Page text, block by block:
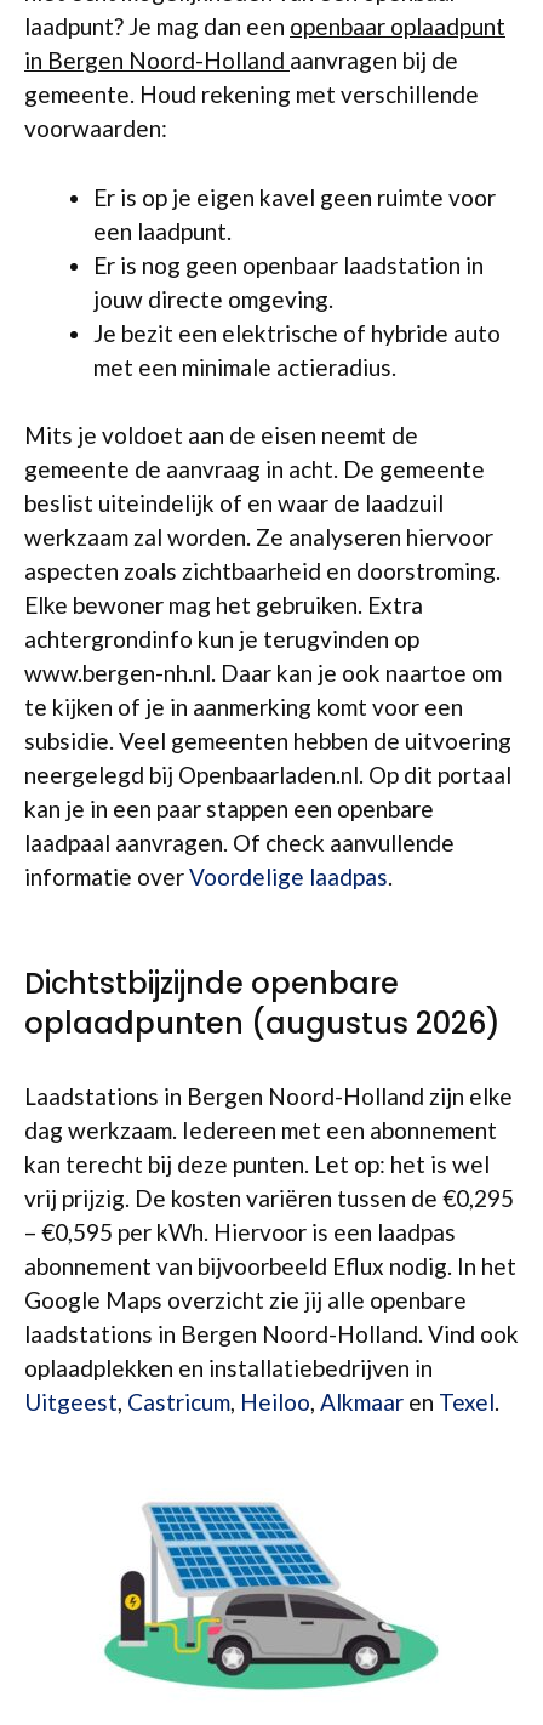
laadpunt? Je mag dan een openbaar oplaadpunt
in Bergen Noord-Holland aanvragen bij de
gemeente. Houd rekening met verschillende
voorwaarden:
Er is op je eigen kavel geen ruimte voor
een laadpunt.
Er is nog geen openbaar laadstation in
jouw directe omgeving.
Je bezit een elektrische of hybride auto
met een minimale actieradius.
Mits je voldoet aan de eisen neemt de
gemeente de aanvraag in acht. De gemeente
beslist uiteindelijk of en waar de laadzuil
werkzaam zal worden. Ze analyseren hiervoor
aspecten zoals zichtbaarheid en doorstroming.
Elke bewoner mag het gebruiken. Extra
achtergrondinfo kun je terugvinden op
www.bergen-nh.nl. Daar kan je ook naartoe om
te kijken of je in aanmerking komt voor een
subsidie. Veel gemeenten hebben de uitvoering
neergelegd bij Openbaarladen.nl. Op dit portaal
kan je in een paar stappen een openbare
laadpaal aanvragen. Of check aanvullende
informatie overVoordelige laadpas.
Dichtstbijzijnde openbare
oplaadpunten (augustus 2026)
Laadstations in Bergen Noord-Holland zijn elke
dag werkzaam. Iedereen met een abonnement
kan terecht bij deze punten. Let op: het is wel
vrij prijzig. De kosten variëren tussen de €0,295
– €0,595 per kWh. Hiervoor is een laadpas
abonnement van bijvoorbeeld Eflux nodig. In het
Google Maps overzicht zie jij alle openbare
laadstations in Bergen Noord-Holland. Vind ook
oplaadplekken en installatiebedrijven in
Uitgeest, Castricum, Heiloo, Alkmaar en Texel.